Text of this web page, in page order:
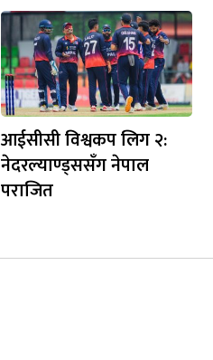
आईसीसी विश्वकप लिग २:
नेदरल्याण्ड्ससँग नेपाल
पराजित